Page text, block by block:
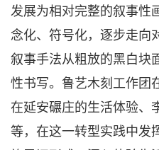
发展为相对完整的叙事性
念化、符号化，逐步走向
叙事手法从粗放的黑白块
性书写。鲁艺木刻工作团
在延安碾庄的生活体验、
等，在这一转型实践中发